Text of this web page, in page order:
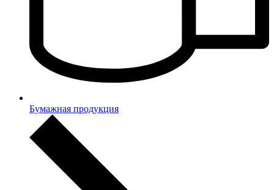
Бумажная продукция